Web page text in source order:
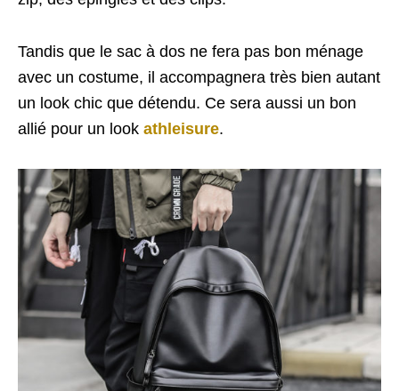
Tandis que le sac à dos ne fera pas bon ménage
avec un costume, il accompagnera très bien autant
un look chic que détendu. Ce sera aussi un bon
allié pour un look athleisure.